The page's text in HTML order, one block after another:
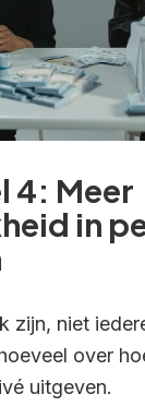
4: Meer
in
zijn, niet
over
uitgeven.